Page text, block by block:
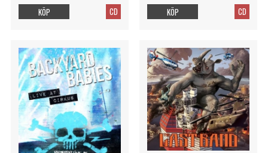
CD
KÖP CD
KÖP